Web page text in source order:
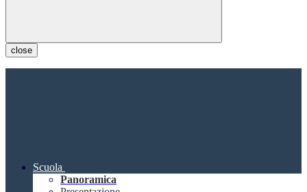
close
Scuola
Panoramica